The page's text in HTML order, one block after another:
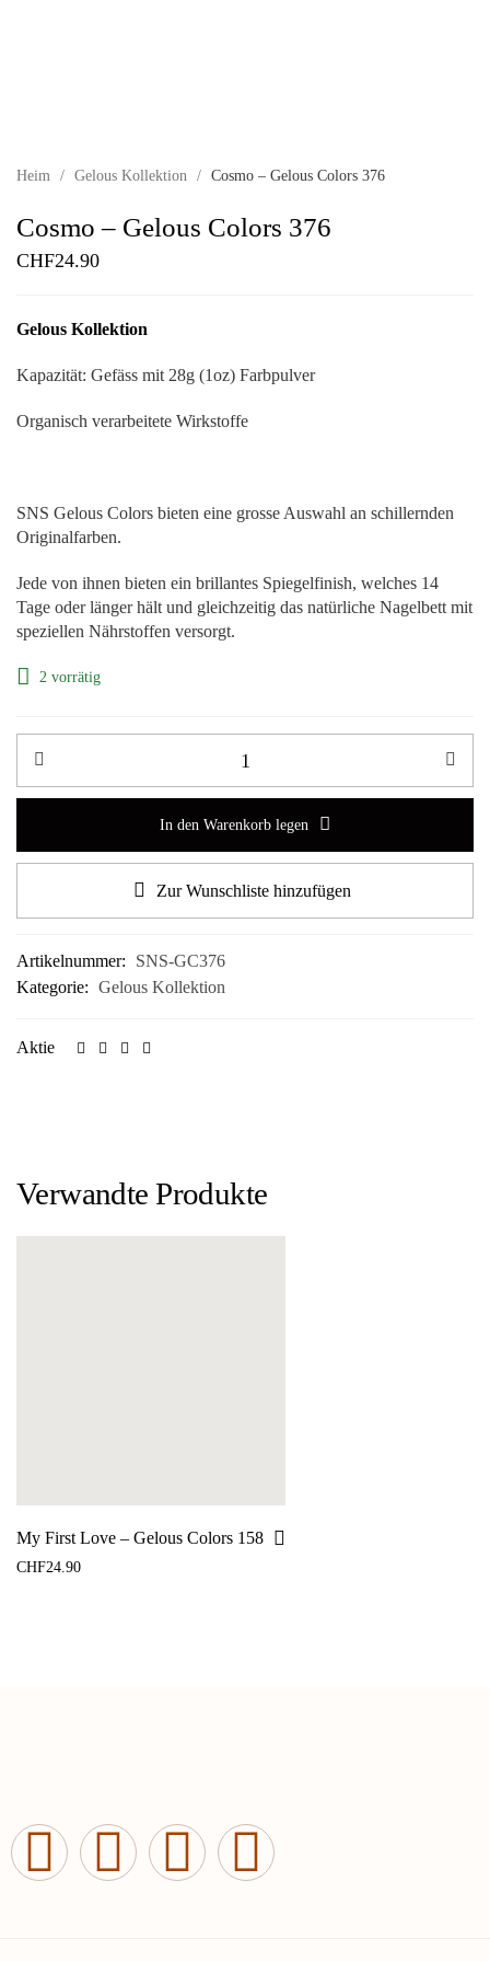
Heim / Gelous Kollektion / Cosmo – Gelous Colors 376
Cosmo – Gelous Colors 376
CHF24.90
Gelous Kollektion
Kapazität: Gefäss mit 28g (1oz) Farbpulver
Organisch verarbeitete Wirkstoffe
SNS Gelous Colors bieten eine grosse Auswahl an schillernden
Originalfarben.
Jede von ihnen bieten ein brillantes Spiegelfinish, welches 14
Tage oder länger hält und gleichzeitig das natürliche Nagelbett mit
speziellen Nährstoffen versorgt.
2 vorrätig
In den Warenkorb legen
Zur Wunschliste hinzufügen
Artikelnummer:
SNS-GC376
Kategorie: Gelous Kollektion
Aktie
Verwandte Produkte
My First Love – Gelous Colors 158
CHF24.90